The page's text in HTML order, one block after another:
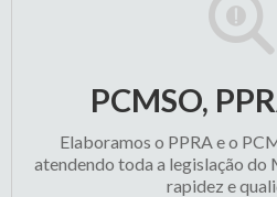
PCMSO,
Elaboramos o PPRA e o
atendendo toda a legislação do
rapidez e